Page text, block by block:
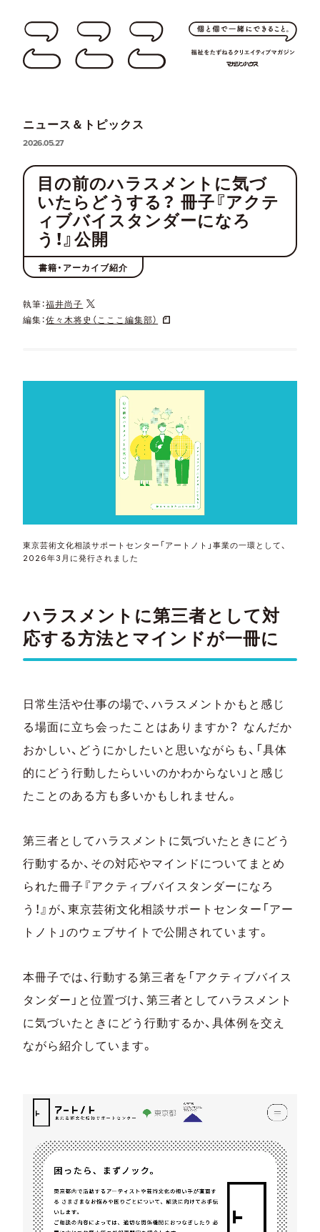
ニュース＆トピックス
2026.05.27
目の前のハラスメントに気づ
いたらどうする？ 冊子『アクテ
ィブバイスタンダーになろ
う！』公開
書籍・アーカイブ紹介
執筆：福井尚子
編集：佐々木将史（こここ編集部）
東京芸術文化相談サポートセンター「アートノト」事業の一環として、
2026年3月に発行されました
ハラスメントに第三者として対
応する方法とマインドが一冊に
日常生活や仕事の場で、ハラスメントかもと感じ
る場面に立ち会ったことはありますか？ なんだか
おかしい、どうにかしたいと思いながらも、「具体
的にどう行動したらいいのかわからない」と感じ
たことのある方も多いかもしれません。
第三者としてハラスメントに気づいたときにどう
行動するか、その対応やマインドについてまとめ
られた冊子『アクティブバイスタンダーになろ
う！』が、東京芸術文化相談サポートセンター「アー
トノト」のウェブサイトで公開されています。
本冊子では、行動する第三者を「アクティブバイス
タンダー」と位置づけ、第三者としてハラスメント
に気づいたときにどう行動するか、具体例を交え
ながら紹介しています。